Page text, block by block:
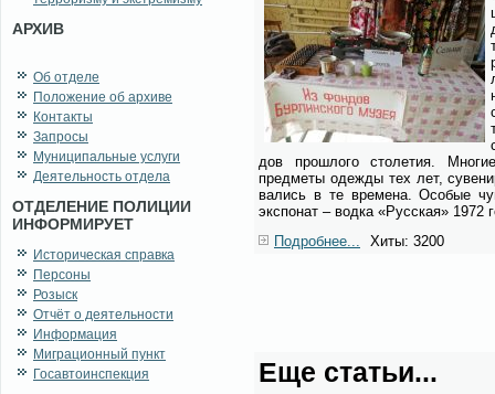
АРХИВ
Об отделе
Положение об архиве
Контакты
Запросы
Муниципальные услуги
Деятельность отдела
ОТДЕЛЕНИЕ ПОЛИЦИИ
ИНФОРМИРУЕТ
Историческая справка
Персоны
Розыск
Отчёт о деятельности
Информация
Миграционный пункт
Госавтоинспекция
дов про­шло­го сто­ле­тия.
пред­ме­ты одеж­ды тех лет,
ва­лись в те вре­ме­на. Осо­бые
экс­по­нат – вод­ка «Рус­ская» 1972
Подробнее...
Хиты: 3200
Еще статьи...